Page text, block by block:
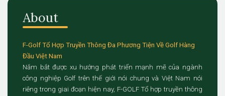
About
F-Golf Tổ Hợp Truyền Thông Đa Phương Tiện Về Golf Hàng
Đầu Việt Nam
Nắm bắt được xu hướng phát triển mạnh mẽ của ngành
công nghiệp Golf trên thế giới nói chung và Việt Nam nói
riêng trong giai đoạn hiện nay, F-GOLF Tổ hợp truyền thông